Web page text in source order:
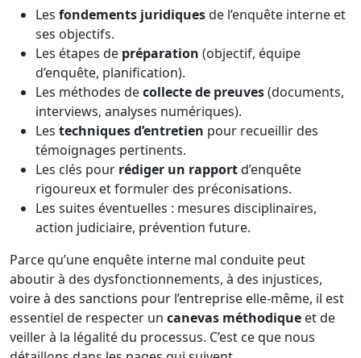
Les fondements juridiquesde l’enquête interne et
ses objectifs.
Les étapes de préparation (objectif, équipe
d’enquête, planification).
Les méthodes decollecte de preuves(documents,
interviews, analyses numériques).
Les techniques d’entretien pour recueillir des
témoignages pertinents.
Les clés pour rédiger un rapportd’enquête
rigoureux et formuler des préconisations.
Les suites éventuelles : mesures disciplinaires,
action judiciaire, prévention future.
Parce qu’une enquête interne mal conduite peut
aboutir à des dysfonctionnements, à des injustices,
voire à des sanctions pour l’entreprise elle-même, il est
essentiel de respecter un canevas méthodique et de
veiller à la légalité du processus. C’est ce que nous